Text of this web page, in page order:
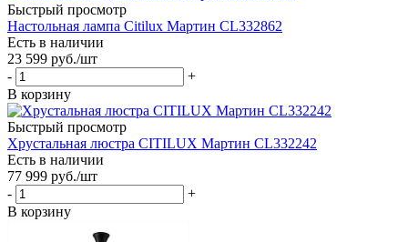
Быстрый просмотр
Настольная лампа Citilux Мартин CL332862
Есть в наличии
23 599 руб./шт
-
+
В корзину
Быстрый просмотр
Хрустальная люстра CITILUX Мартин CL332242
Есть в наличии
77 999 руб./шт
-
+
В корзину